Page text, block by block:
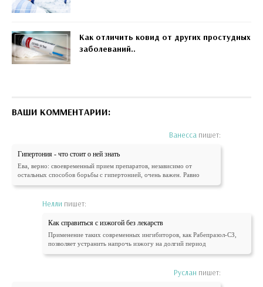
Как отличить ковид от других простудных
заболеваний..
ВАШИ КОММЕНТАРИИ:
Ванесса пишет:
Гипертония - что стоит о ней знать
Ева, верно: своевременный прием препаратов, независимо от
остальных способов борьбы с гипертонией, очень важен. Равно
Нелли пишет:
Как справиться с изжогой без лекарств
Применение таких современных ингибиторов, как Рабепразол-СЗ,
позволяет устранить напрочь изжогу на долгий период
Руслан пишет: